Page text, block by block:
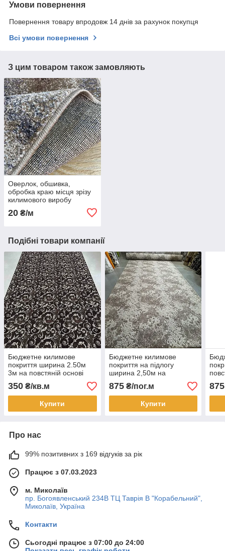
Умови повернення
Повернення товару впродовж 14 днів за рахунок покупця
Всі умови повернення
З цим товаром також замовляють
Оверлок, обшивка,
обробка краю місця зрізу
килимового виробу
20 ₴/м
Подібні товари компанії
Бюджетне килимове
покриття ширина 2.50м
3м на повстяній основі
ШАРМ
350 ₴/кв.м
Купити
Бюджетне килимове
покриття на підлогу
ширина 2,50м на
повстяній основі Бежевий
мармур
875₴/пог.м
Купити
875
Про нас
99% позитивних з 169 відгуків за рік
Працює з 07.03.2023
м. Миколаїв
пр. Богоявленський 234В ТЦ Таврія В "Корабельний",
Миколаїв, Україна
Контакти
Сьогодні працює з 07:00 до 24:00